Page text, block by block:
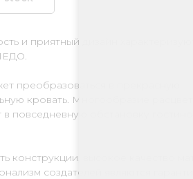
и приятный дизайн
преобразоваться в прекрасную
кровать. Многообразие
в повседневную обстановку
конструкции, высокое качество
создателей являются